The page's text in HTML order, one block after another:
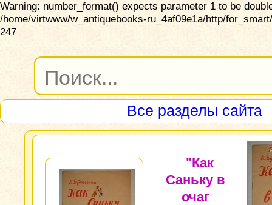
Warning: number_format() expects parameter 1 to be
/home/virtwww/w_antiquebooks-ru_4af09e1a/http/
247
Все разделы сайта
"Как
Саньку в
очаг